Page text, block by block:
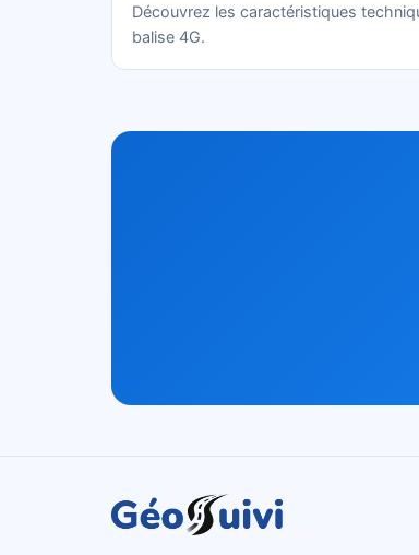
Découvrez les caractéristiques
balise 4G.